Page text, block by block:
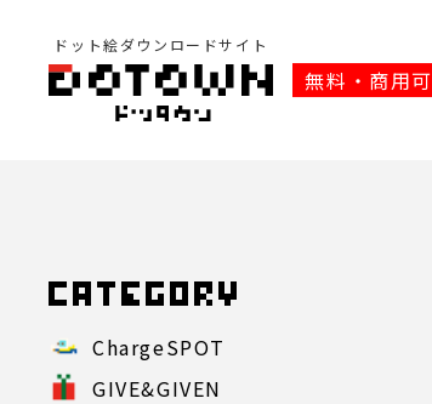
ドット絵ダウンロードサイト
無料・商用可
ChargeSPOT
GIVE&GIVEN